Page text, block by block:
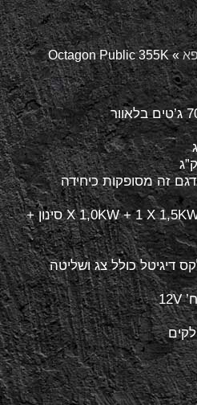
»
Octagon Public 355K
זה מסופקות כיחידה
מנועים: X 1,0KW + 1 X 1,5KW + 1 X 300W 1 סינון +
דיגיטל כולל צג ושליטה